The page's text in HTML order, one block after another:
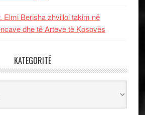
Elmi Berisha zhvilloi takim në
dhe të Arteve të Kosovës
KATEGORITË